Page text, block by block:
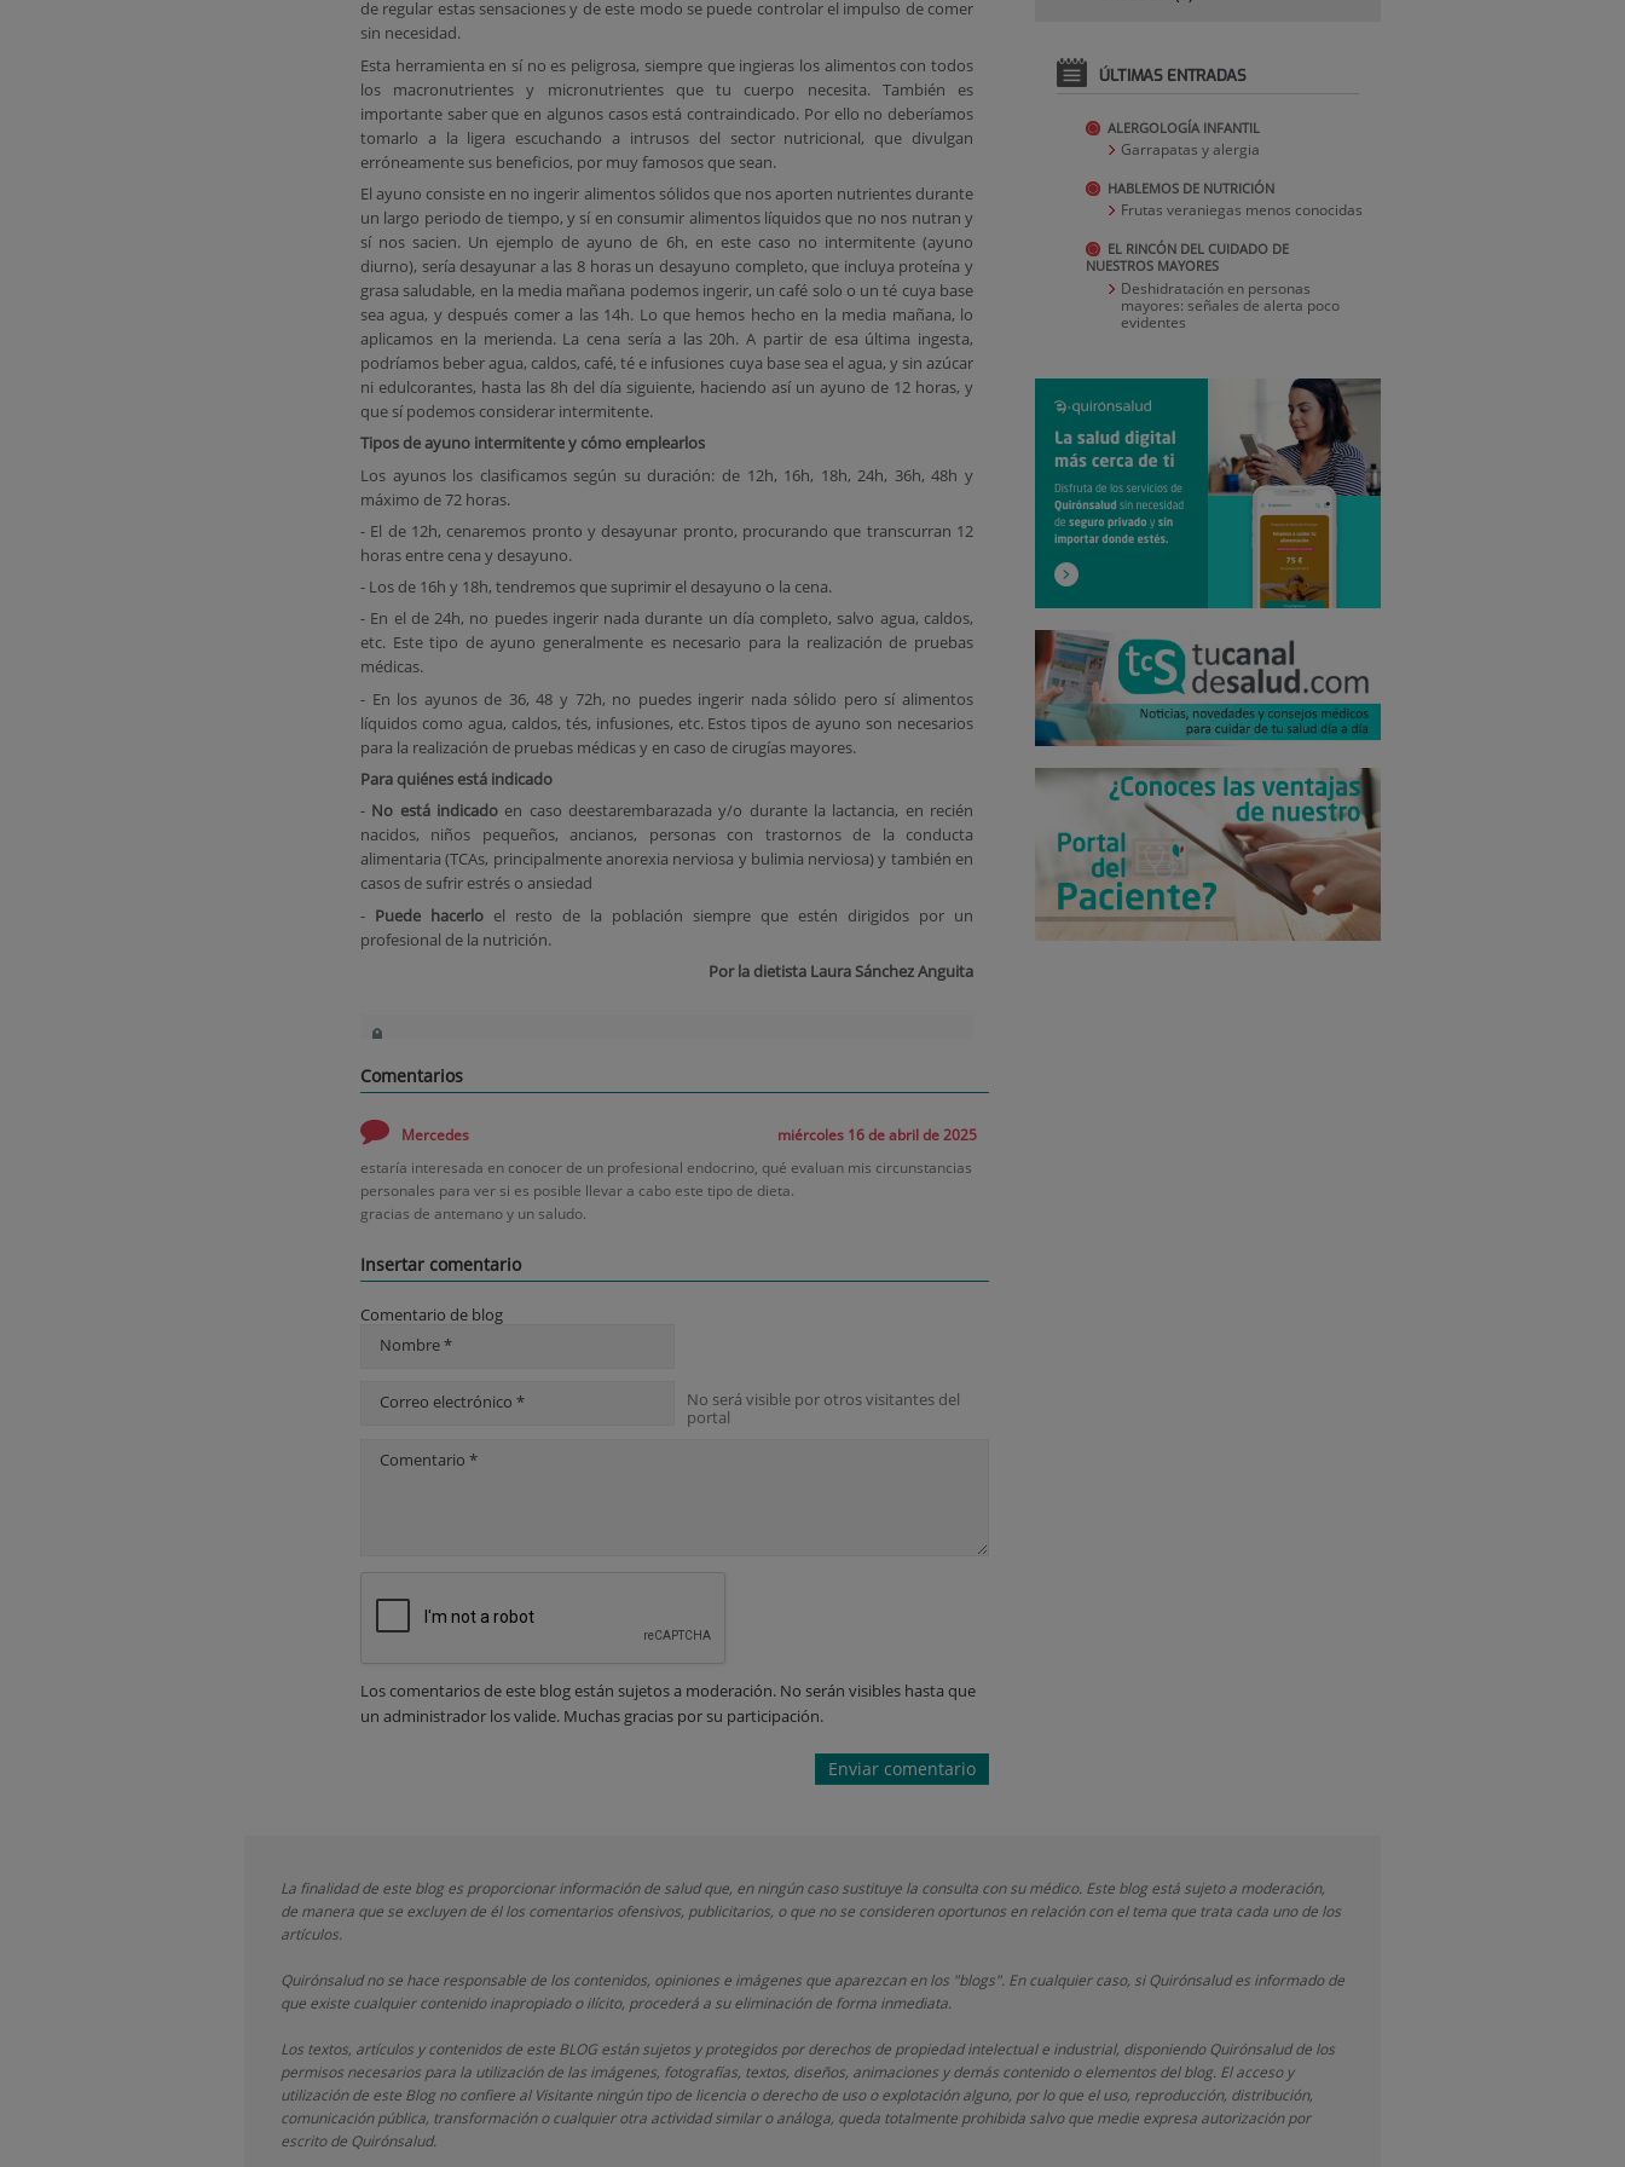
de regular estas sensaciones y de este modo se puede controlar el impulso de comer
sin necesidad.
Esta herramienta en sí no es peligrosa, siempre que ingieras los alimentos con todos
los macronutrientes y micronutrientes que tu cuerpo necesita. También es
importante saber que en algunos casos está contraindicado. Por ello no deberíamos
tomarlo a la ligera escuchando a intrusos del sector nutricional, que divulgan
erróneamente sus beneficios, por muy famosos que sean.
El ayuno consiste en no ingerir alimentos sólidos que nos aporten nutrientes durante
un largo periodo de tiempo, y sí en consumir alimentos líquidos que no nos nutran y
sí nos sacien. Un ejemplo de ayuno de 6h, en este caso no intermitente (ayuno
diurno), sería desayunar a las 8 horas un desayuno completo, que incluya proteína y
grasa saludable, en la media mañana podemos ingerir, un café solo o un té cuya base
sea agua, y después comer a las 14h. Lo que hemos hecho en la media mañana, lo
aplicamos en la merienda. La cena sería a las 20h. A partir de esa última ingesta,
podríamos beber agua, caldos, café, té e infusiones cuya base sea el agua, y sin azúcar
ni edulcorantes, hasta las 8h del día siguiente, haciendo así un ayuno de 12 horas, y
que sí podemos considerar intermitente.
Tipos de ayuno intermitente y cómo emplearlos
Los ayunos los clasificamos según su duración: de 12h, 16h, 18h, 24h, 36h, 48h y
máximo de 72 horas.
- El de 12h, cenaremos pronto y desayunar pronto, procurando que transcurran 12
horas entre cena y desayuno.
- Los de 16h y 18h, tendremos que suprimir el desayuno o la cena.
- En el de 24h, no puedes ingerir nada durante un día completo, salvo agua, caldos,
etc. Este tipo de ayuno generalmente es necesario para la realización de pruebas
médicas.
- En los ayunos de 36, 48 y 72h, no puedes ingerir nada sólido pero sí alimentos
líquidos como agua, caldos, tés, infusiones, etc. Estos tipos de ayuno son necesarios
para la realización de pruebas médicas y en caso de cirugías mayores.
Para quiénes está indicado
- No está indicado en caso deestarembarazada y/o durante la lactancia, en recién
nacidos, niños pequeños, ancianos, personas con trastornos de la conducta
alimentaria (TCAs, principalmente anorexia nerviosa y bulimia nerviosa) y también en
casos de sufrir estrés o ansiedad
- Puede hacerlo el resto de la población siempre que estén dirigidos por un
profesional de la nutrición.
Por la dietista Laura Sánchez Anguita
Comentarios
Mercedes
miércoles 16 de abril de 2025
estaría interesada en conocer de un profesional endocrino, qué evaluan mis circunstancias
personales para ver si es posible llevar a cabo este tipo de dieta.
gracias de antemano y un saludo.
Insertar comentario
Comentario de blog
Nombre *
Correo electrónico *
No será visible por otros visitantes del
portal
Comentario *
Los comentarios de este blog están sujetos a moderación. No serán visibles hasta que
un administrador los valide. Muchas gracias por su participación.
ÚLTIMAS ENTRADAS
ALERGOLOGÍA INFANTIL
Garrapatas y alergia
HABLEMOS DE NUTRICIÓN
Frutas veraniegas menos conocidas
EL RINCÓN DEL CUIDADO DE
NUESTROS MAYORES
Deshidratación en personas
mayores: señales de alerta poco
evidentes
La finalidad de este blog es proporcionar información de salud que, en ningún caso sustituye la consulta con su médico. Este blog está sujeto a moderación,
de manera que se excluyen de él los comentarios ofensivos, publicitarios, o que no se consideren oportunos en relación con el tema que trata cada uno de los
artículos.
Quirónsaludno se hace responsable de los contenidos, opiniones e imágenes que aparezcan en los "blogs". En cualquier caso, si Quirónsaludes informado de
que existe cualquier contenido inapropiado o ilícito, procederá a su eliminación de forma inmediata.
Los textos, artículos y contenidos de este BLOG están sujetos y protegidos por derechos de propiedad intelectual e industrial, disponiendoQuirónsaludde los
permisos necesarios para la utilización de las imágenes, fotografías, textos, diseños, animaciones y demás contenido o elementos del blog. El acceso y
utilización de este Blog no confiere al Visitante ningún tipo de licencia o derecho de uso o explotación alguno, por lo que el uso, reproducción, distribución,
comunicación pública, transformación o cualquier otra actividad similar o análoga, queda totalmente prohibida salvo que medie expresa autorización por
escrito de Quirónsalud.